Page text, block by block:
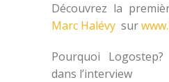
Découvrez la
Marc Halévy sur
Pourquoi
dans l’interview